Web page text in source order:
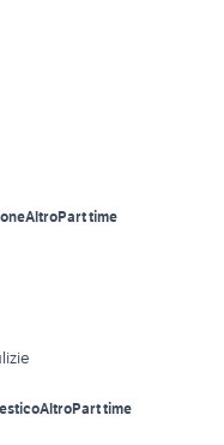
AltroPart time
AltroPart time